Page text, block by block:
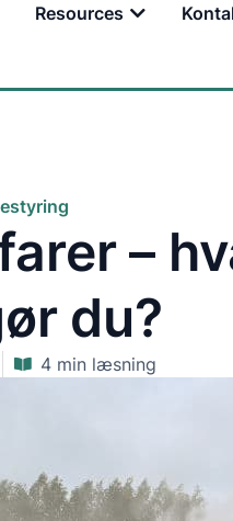
Resources
–
du?
4 min læsning